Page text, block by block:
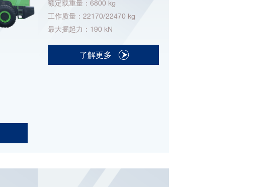
额定载重量：6800 kg
工作质量：22170/22470 kg
最大掘起力：190 kN
了解更多